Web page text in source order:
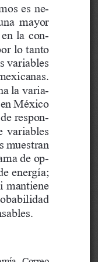
es ne-
mayor
la con-
lo tanto
variables
mexicanas.
la varia-
México
respon-
variables
muestran
de op-
energía;
mantiene